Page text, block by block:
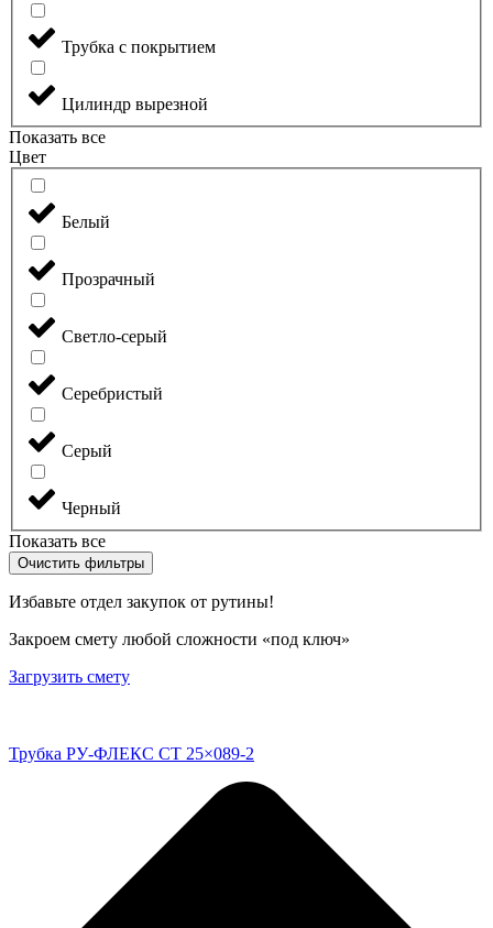
Трубка с покрытием
Цилиндр вырезной
Показать все
Цвет
Белый
Прозрачный
Светло-серый
Серебристый
Серый
Черный
Показать все
Очистить фильтры
Избавьте отдел закупок от рутины!
Закроем смету любой сложности «под ключ»
Загрузить смету
Трубка РУ-ФЛЕКС СТ 25×089-2